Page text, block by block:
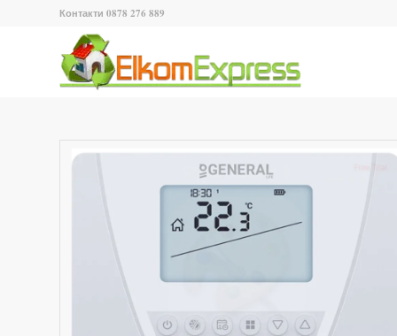
Контакти 0878 276 889